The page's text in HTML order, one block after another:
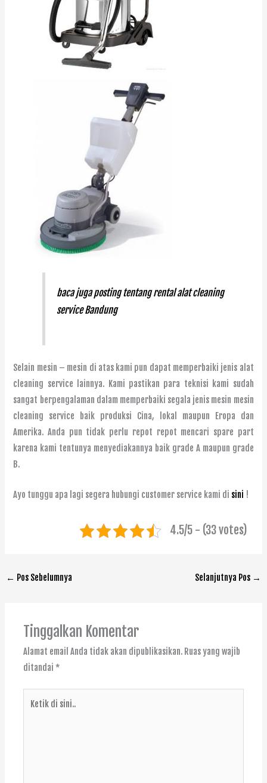
baca juga posting tentangrental alat cleaning
service Bandung
Selain mesin – mesin di atas kami pun dapat memperbaiki jenis alat
cleaning service lainnya. Kami pastikan para teknisi kami sudah
sangat berpengalaman dalam memperbaiki segala jenis mesin mesin
cleaning service baik produksi Cina, lokal maupun Eropa dan
Amerika. Anda pun tidak perlu repot repot mencari spare part
karena kami tentunya menyediakannya baik grade A maupun grade
B.
Ayo tunggu apa lagi segera hubungi customer service kami di sini !
4.5/5 - (33 votes)
← Pos Sebelumnya Selanjutnya Pos →
Tinggalkan Komentar
Alamat email Anda tidak akan dipublikasikan. Ruas yang wajib
ditandai*